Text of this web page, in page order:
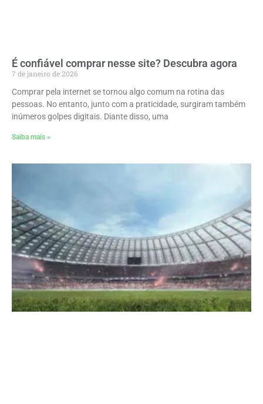
É confiável comprar nesse site? Descubra agora
7 de janeiro de 2026
Comprar pela internet se tornou algo comum na rotina das
pessoas. No entanto, junto com a praticidade, surgiram também
inúmeros golpes digitais. Diante disso, uma
Saiba mais »